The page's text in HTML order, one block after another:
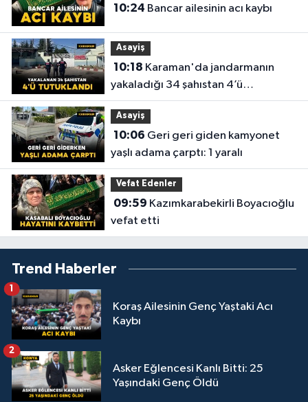
10:24 Bancar ailesinin acı kaybı
Asayiş
10:18
yakaladığı 34 şahıstan 4’ü
tutuklandı
Asayiş
10:06
yaşlı adama çarptı: 1 yaralı
Vefat Edenler
09:59
vefat etti
Trend Haberler
Koraş Ailesinin Genç Yaştaki Acı
Kaybı
1
Asker Eğlencesi Kanlı Bitti: 25
Yaşındaki Genç Öldü
2